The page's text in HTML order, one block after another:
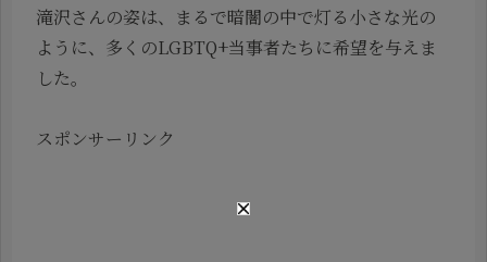
滝沢さんの姿は、まるで暗闇の中で灯る小さな光の
ように、多くのLGBTQ+当事者たちに希望を与えま
した。
スポンサーリンク